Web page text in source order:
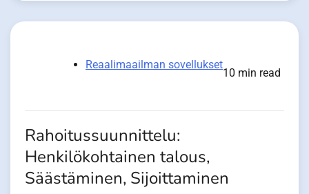
Reaalimaailman sovellukset
10 min read
Rahoitussuunnittelu:
Henkilökohtainen talous,
Säästäminen, Sijoittaminen